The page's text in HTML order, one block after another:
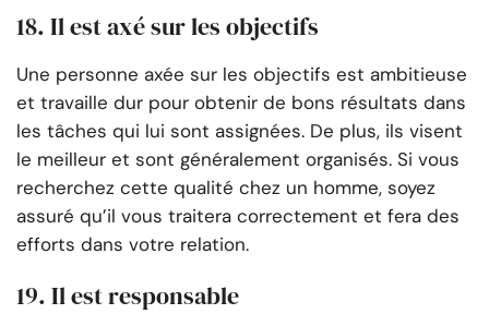
18. Il est axé sur les objectifs
Une personne axée sur les objectifs est ambitieuse
et travaille dur pour obtenir de bons résultats dans
les tâches qui lui sont assignées. De plus, ils visent
le meilleur et sont généralement organisés. Si vous
recherchez cette qualité chez un homme, soyez
assuré qu’il vous traitera correctement et fera des
efforts dans votre relation.
19. Il est responsable